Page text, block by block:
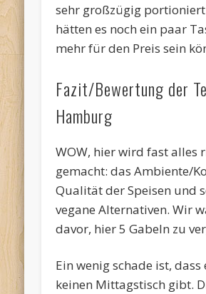
sehr großzügig
hätten es noch ein paar
mehr für den Preis sein
Fazit/Bewertung der
Hamburg
WOW, hier wird fast alles
gemacht: das Ambiente/
Qualität der Speisen und
vegane Alternativen. Wir
davor, hier 5 Gabeln zu
Ein wenig schade ist, dass
keinen Mittagstisch gibt.